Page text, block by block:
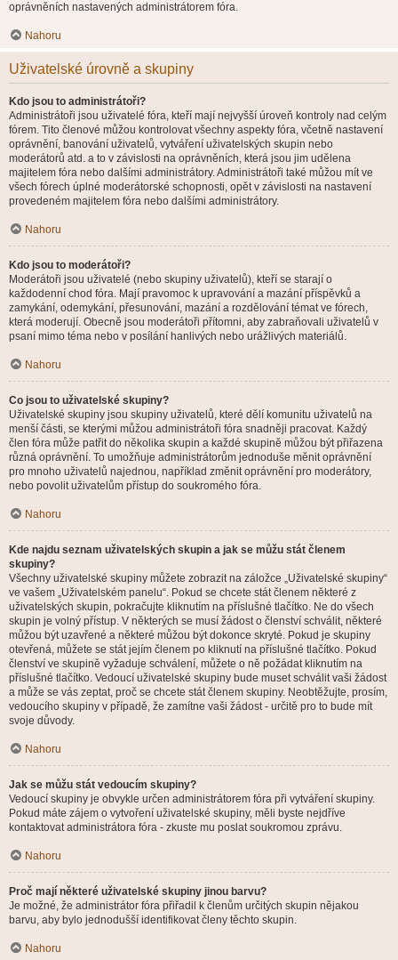
oprávněních nastavených administrátorem fóra.
Nahoru
Uživatelské úrovně a skupiny
Kdo jsou to administrátoři?
Administrátoři jsou uživatelé fóra, kteří mají nejvyšší úroveň kontroly nad celým
fórem. Tito členové můžou kontrolovat všechny aspekty fóra, včetně nastavení
oprávnění, banování uživatelů, vytváření uživatelských skupin nebo
moderátorů atd. a to v závislosti na oprávněních, která jsou jim udělena
majitelem fóra nebo dalšími administrátory. Administrátoři také můžou mít ve
všech fórech úplné moderátorské schopnosti, opět v závislosti na nastavení
provedeném majitelem fóra nebo dalšími administrátory.
Nahoru
Kdo jsou to moderátoři?
Moderátoři jsou uživatelé (nebo skupiny uživatelů), kteří se starají o
každodenní chod fóra. Mají pravomoc k upravování a mazání příspěvků a
zamykání, odemykání, přesunování, mazání a rozdělování témat ve fórech,
která moderují. Obecně jsou moderátoři přítomni, aby zabraňovali uživatelů v
psaní mimo téma nebo v posílání hanlivých nebo urážlivých materiálů.
Nahoru
Co jsou to uživatelské skupiny?
Uživatelské skupiny jsou skupiny uživatelů, které dělí komunitu uživatelů na
menší části, se kterými můžou administrátoři fóra snadněji pracovat. Každý
člen fóra může patřit do několika skupin a každé skupině můžou být přiřazena
různá oprávnění. To umožňuje administrátorům jednoduše měnit oprávnění
pro mnoho uživatelů najednou, například změnit oprávnění pro moderátory,
nebo povolit uživatelům přístup do soukromého fóra.
Nahoru
Kde najdu seznam uživatelských skupin a jak se můžu stát členem
skupiny?
Všechny uživatelské skupiny můžete zobrazit na záložce „Uživatelské skupiny“
ve vašem „Uživatelském panelu“. Pokud se chcete stát členem některé z
uživatelských skupin, pokračujte kliknutím na příslušné tlačítko. Ne do všech
skupin je volný přístup. V některých se musí žádost o členství schválit, některé
můžou být uzavřené a některé můžou být dokonce skryté. Pokud je skupiny
otevřená, můžete se stát jejím členem po kliknutí na příslušné tlačítko. Pokud
členství ve skupině vyžaduje schválení, můžete o ně požádat kliknutím na
příslušné tlačítko. Vedoucí uživatelské skupiny bude muset schválit vaši žádost
a může se vás zeptat, proč se chcete stát členem skupiny. Neobtěžujte, prosím,
vedoucího skupiny v případě, že zamítne vaši žádost - určitě pro to bude mít
svoje důvody.
Nahoru
Jak se můžu stát vedoucím skupiny?
Vedoucí skupiny je obvykle určen administrátorem fóra při vytváření skupiny.
Pokud máte zájem o vytvoření uživatelské skupiny, měli byste nejdříve
kontaktovat administrátora fóra - zkuste mu poslat soukromou zprávu.
Nahoru
Proč mají některé uživatelské skupiny jinou barvu?
Je možné, že administrátor fóra přiřadil k členům určitých skupin nějakou
barvu, aby bylo jednodušší identifikovat členy těchto skupin.
Nahoru